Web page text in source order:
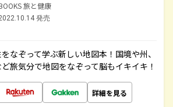
旅と健康
発売
なぞって学ぶ新しい地図本！国境や州、
旅気分で地図をなぞって脳もイキイキ！
詳細を見る